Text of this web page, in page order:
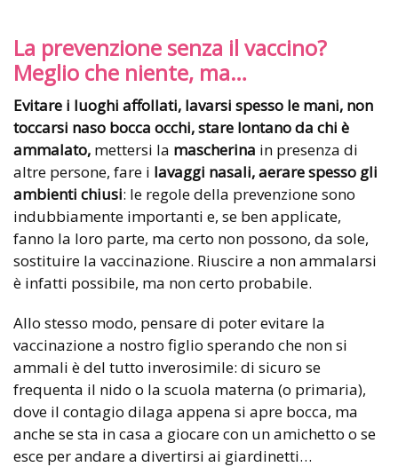
La prevenzione senza il vaccino?
Meglio che niente, ma…
Evitare i luoghi affollati, lavarsi spesso le mani, non
toccarsi naso bocca occhi, stare lontano da chi è
ammalato, mettersi la mascherina in presenza di
altre persone, fare i lavaggi nasali, aerare spesso gli
ambienti chiusi: le regole della prevenzione sono
indubbiamente importanti e, se ben applicate,
fanno la loro parte, ma certo non possono, da sole,
sostituire la vaccinazione. Riuscire a non ammalarsi
è infatti possibile, ma non certo probabile.
Allo stesso modo, pensare di poter evitare la
vaccinazione a nostro figlio sperando che non si
ammali è del tutto inverosimile: di sicuro se
frequenta il nido o la scuola materna (o primaria),
dove il contagio dilaga appena si apre bocca, ma
anche se sta in casa a giocare con un amichetto o se
esce per andare a divertirsi ai giardinetti…